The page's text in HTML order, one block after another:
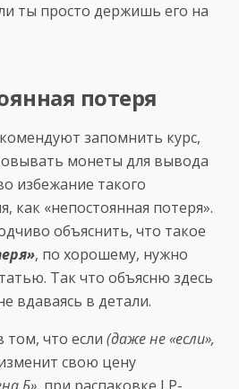
ты просто держишь его на
потеря
запомнить курс,
монеты для вывода
избежание такого
как «непостоянная потеря».
объяснить, что такое
, по хорошему, нужно
Так что объясню здесь
вдаваясь в детали.
том, что если (даже не «если»,
свою цену